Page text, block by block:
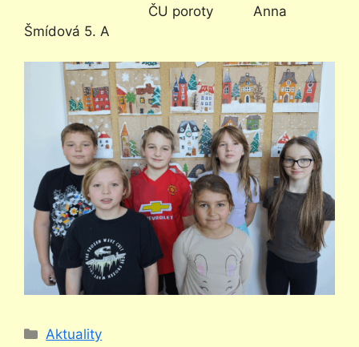
ČU poroty Anna
Šmídová 5. A
Rubriky
Aktuality